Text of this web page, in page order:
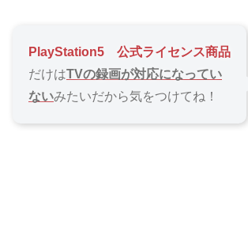
PlayStation5 公式ライセンス商品
だけはTVの録画が対応になってい
ないみたいだから気をつけてね！